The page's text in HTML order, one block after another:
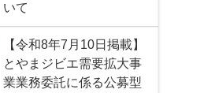
いて
【令和8年7月10日掲載】
とやまジビエ需要拡大事
業業務委託に係る公募型